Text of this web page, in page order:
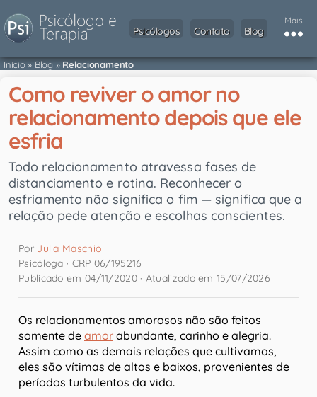
Psicólogos Contato Blog
Mais
Início» Blog»Relacionamento
Como reviver o amor no
relacionamento depois que ele
esfria
Todo relacionamento atravessa fases de
distanciamento e rotina. Reconhecer o
esfriamento não significa o fim — significa que a
relação pede atenção e escolhas conscientes.
Por Julia Maschio
Psicóloga · CRP 06/195216
Publicado em 04/11/2020 · Atualizado em 15/07/2026
Os relacionamentos amorosos não são feitos
somente de amor abundante, carinho e alegria.
Assim como as demais relações que cultivamos,
eles são vítimas de altos e baixos, provenientes de
períodos turbulentos da vida.